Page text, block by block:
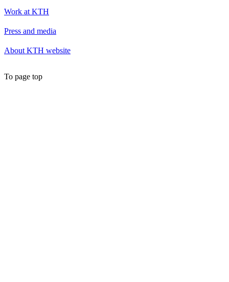
Work at KTH
Press and media
About KTH website
To page top